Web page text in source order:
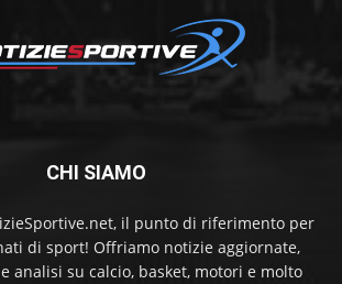
CHI SIAMO
il punto di riferimento per
di sport! Offriamo notizie aggiornate,
analisi su calcio, basket, motori e molto